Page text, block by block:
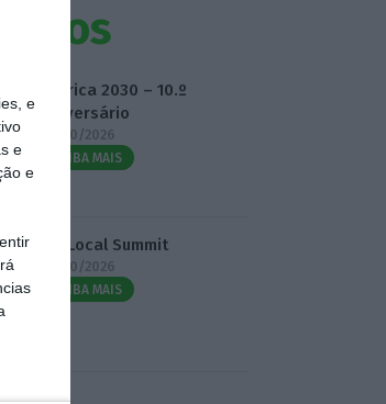
e
e
e
Fábrica 2030 – 10.º
Aniversário
14/10/2026
SAIBA MAIS
3.º Local Summit
07/10/2026
SAIBA MAIS